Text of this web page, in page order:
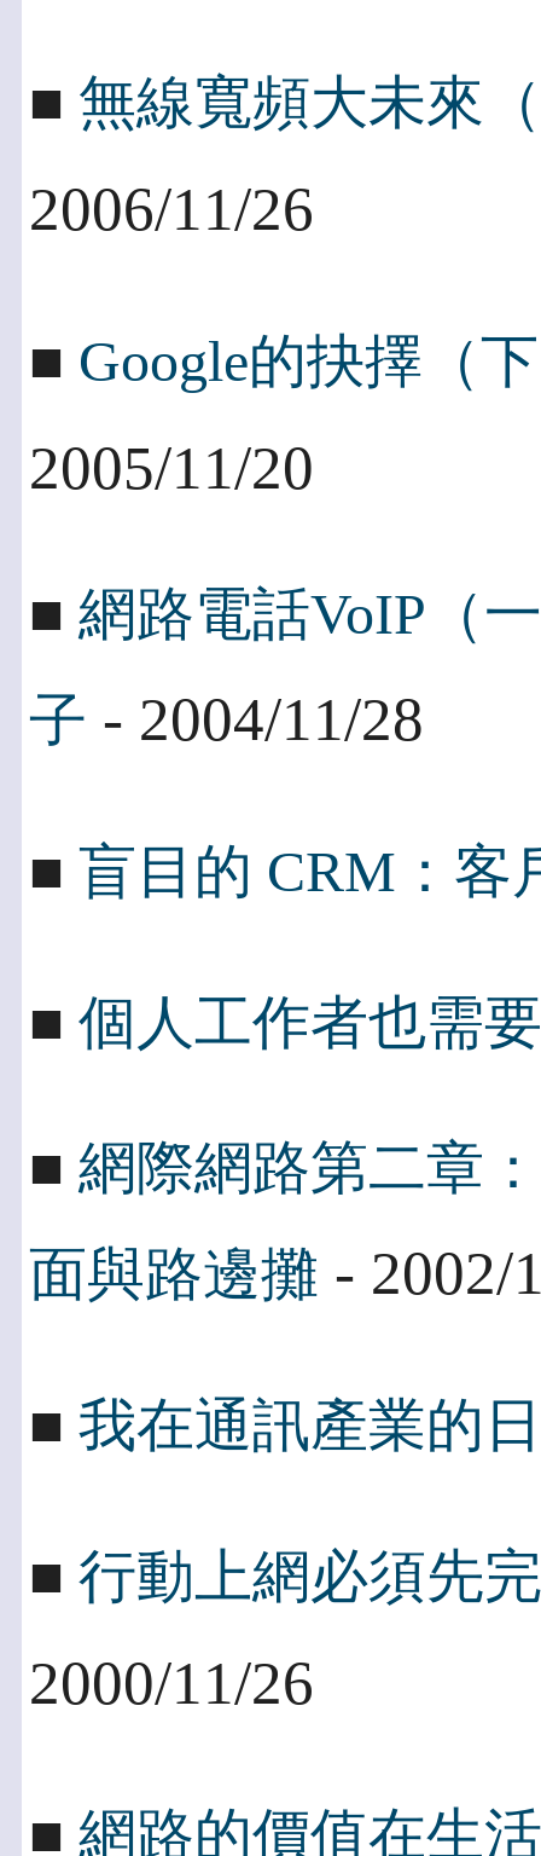
■ 無線寬頻大未來
2006/11/26
■ Google的抉擇（
2005/11/20
■ 網路電話VoIP（
子 - 2004/11/28
■ 盲目的 CRM：客
■ 個人工作者也需
■ 網際網路第二章
面與路邊攤 - 2002/
■ 我在通訊產業的
■ 行動上網必須先
2000/11/26
■ 網路的價值在生